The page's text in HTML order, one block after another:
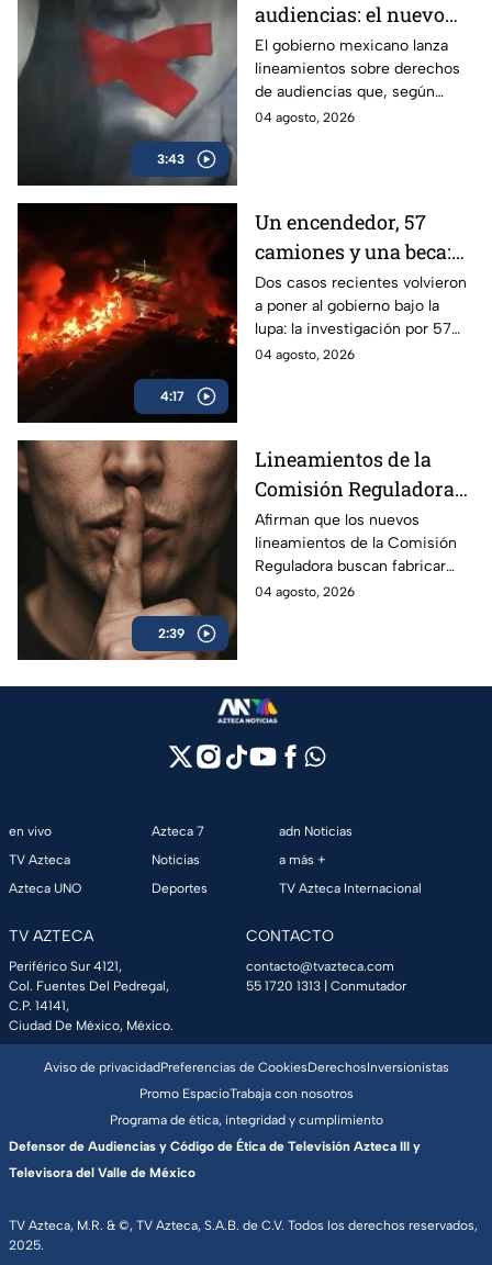
3:43
audiencias: el nuevo
mecanismo del
gobierno para censurar
medios y blindar la
corrupción en México
El gobierno mexicano lanza
lineamientos sobre derechos
de audiencias que, según
críticos, no protegen al
crimen organizado.
04 agosto, 2026
4:17
Un encendedor, 57
camiones y una beca:
las polémicas que
persiguen al gobierno
Dos casos recientes volvieron
a poner al gobierno bajo la
lupa: la investigación por 57
camiones incendiados y la
04 agosto, 2026
2:39
Lineamientos de la
Comisión Reguladora
buscan silenciar a TV
Azteca
Afirman que los nuevos
lineamientos de la Comisión
Reguladora buscan fabricar
autocensura y controlar los
04 agosto, 2026
en vivo
TV Azteca
Azteca UNO
Azteca 7
Noticias
Deportes
adn Noticias
a más +
TV Azteca Internacional
TV AZTECA
Periférico Sur 4121,
Col. Fuentes Del Pedregal,
C.P. 14141,
Ciudad De México, México.
CONTACTO
contacto@tvazteca.com
55 1720 1313 | Conmutador
TV Azteca, M.R. & ©, TV Azteca, S.A.B. de C.V. Todos los derechos reservados,
2025.
Aviso de privacidadPreferencias de CookiesDerechosInversionistas
Promo EspacioTrabaja con nosotros
Programa de ética, integridad y cumplimiento
Defensor de Audiencias y Código de Ética de Televisión Azteca III y
Televisora del Valle de México